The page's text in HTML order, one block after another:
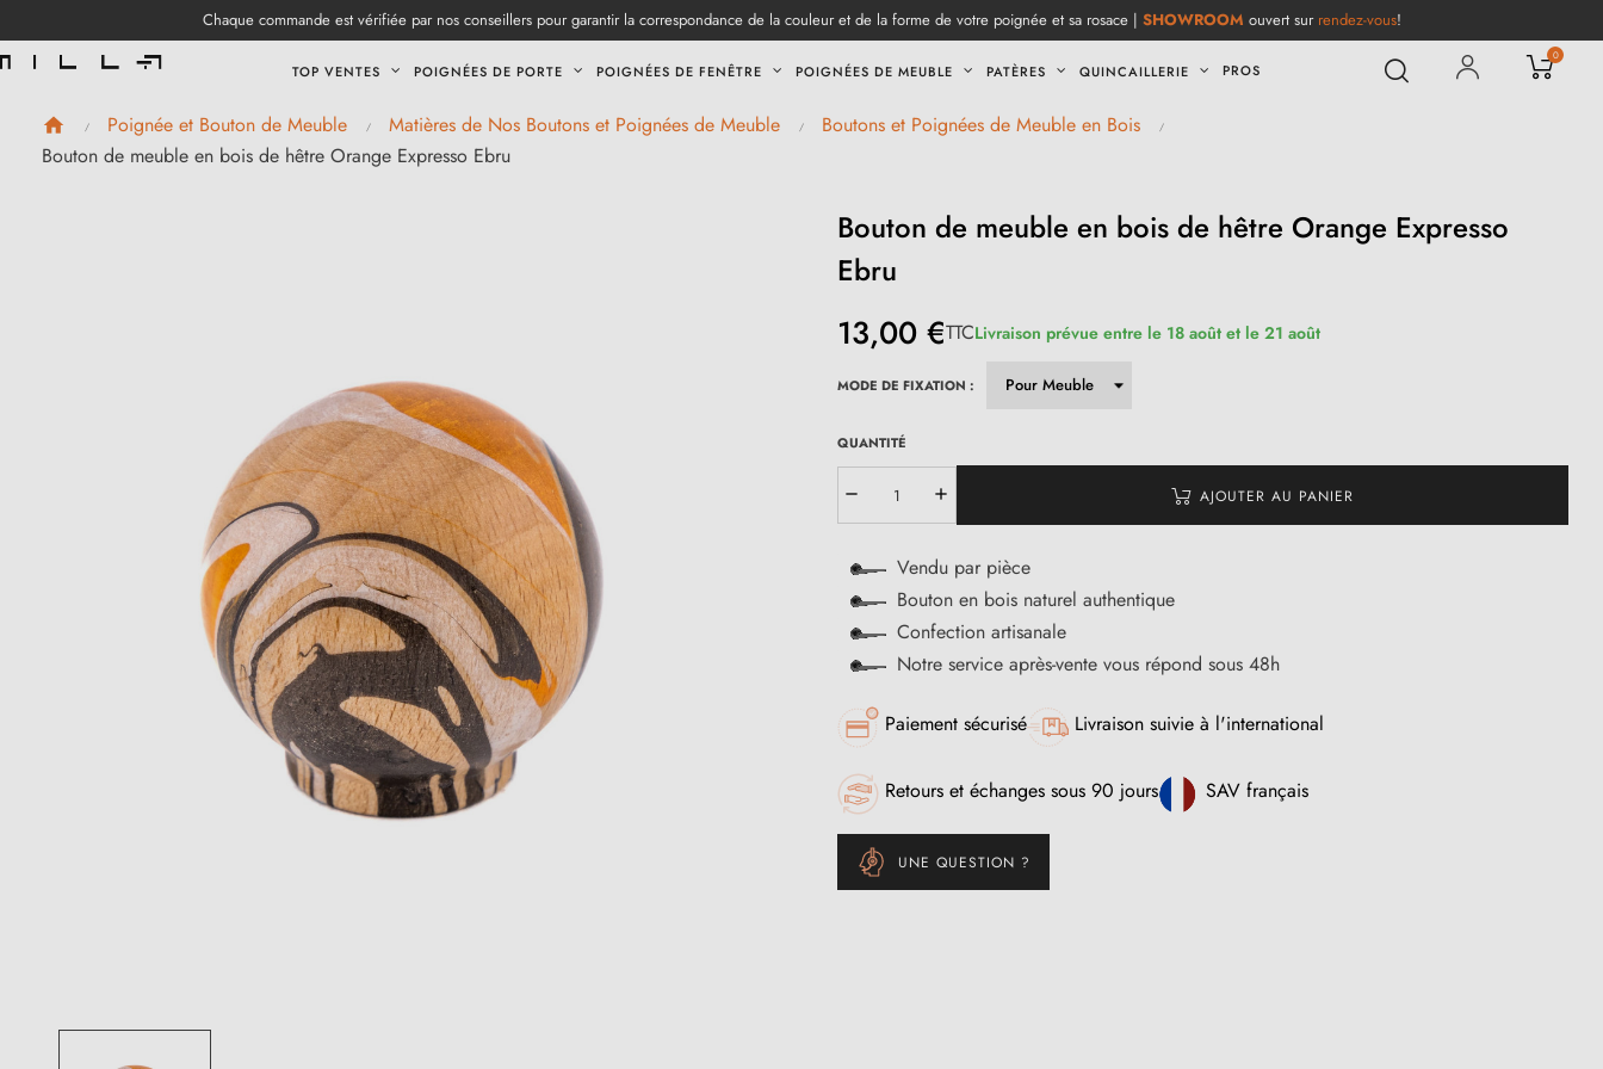
Chaque commande est vérifiée par nos conseillers pour garantir la correspondance de la couleur et de la forme de votre poignée et sa rosace | SHOWROOM ouvert sur rendez-vous!
TOP VENTES POIGNÉES DE PORTE POIGNÉES DE FENÊTRE POIGNÉES DE MEUBLE PATÈRES QUINCAILLERIE PROS
0
Poignée et Bouton de Meuble Matières de Nos Boutons et Poignées de Meuble
Boutons et Poignées de Meuble en Bois
Bouton de meuble en bois de hêtre Orange Expresso Ebru
Bouton de meuble en bois de hêtre Orange Expresso
Ebru
13,00 €TTCLivraison prévue entre le 18 août et le 21 août
MODE DE FIXATION :
QUANTITÉ
AJOUTER AU PANIER
Vendu par pièce
Bouton en bois naturel authentique
Confection artisanale
Notre service après-vente vous répond sous 48h
Paiement sécurisé Livraison suivie à l'international
Retours et échanges sous 90 jours SAV français
UNE QUESTION ?